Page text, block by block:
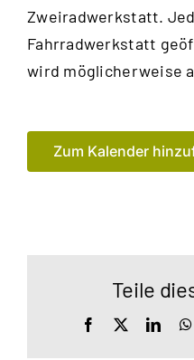
Zweiradwerkstatt.
Fahrradwerkstatt
wird möglicherweise
Zum Kalender
Teile
Facebook